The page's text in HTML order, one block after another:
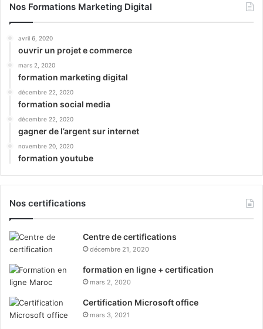
Nos Formations Marketing Digital
avril 6, 2020
ouvrir un projet e commerce
mars 2, 2020
formation marketing digital
décembre 22, 2020
formation social media
décembre 22, 2020
gagner de l’argent sur internet
novembre 20, 2020
formation youtube
Nos certifications
Centre de certifications
décembre 21, 2020
formation en ligne + certification
mars 2, 2020
Certification Microsoft office
mars 3, 2021